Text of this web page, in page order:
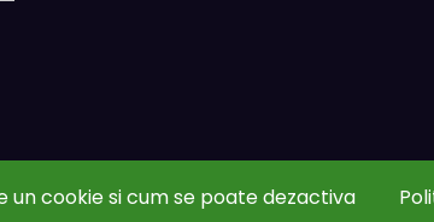
un cookie si cum se poate dezactiva